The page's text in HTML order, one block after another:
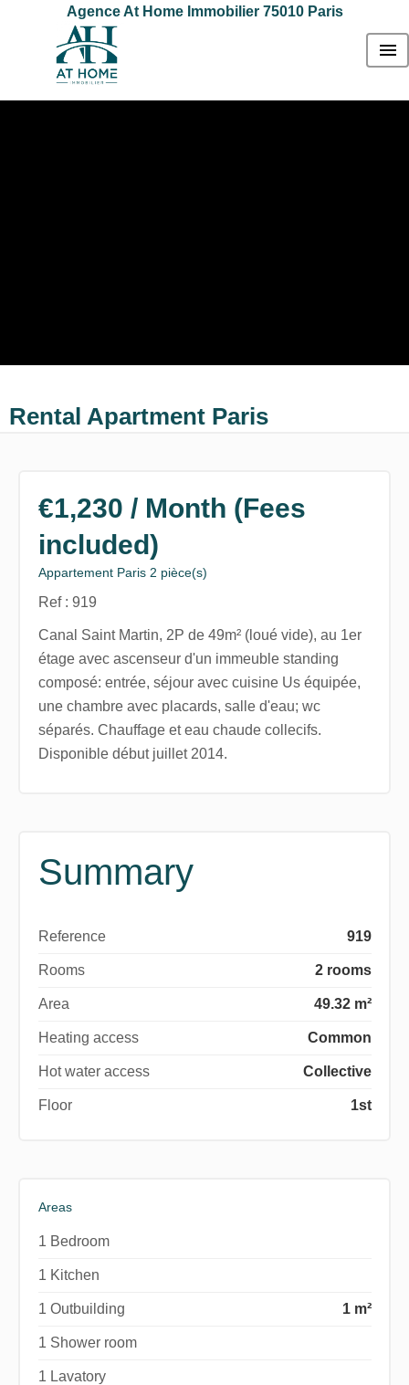
Agence At Home Immobilier 75010 Paris
Rental Apartment Paris
€1,230 / Month (Fees
included)
Appartement Paris 2 pièce(s)
Ref : 919
Canal Saint Martin, 2P de 49m² (loué vide), au 1er
étage avec ascenseur d'un immeuble standing
composé: entrée, séjour avec cuisine Us équipée,
une chambre avec placards, salle d'eau; wc
séparés. Chauffage et eau chaude collecifs.
Disponible début juillet 2014.
Summary
Reference 919
Rooms 2 rooms
Area 49.32 m²
Heating access Common
Hot water access Collective
Floor 1st
Areas
1 Bedroom
1 Kitchen
1 Outbuilding 1 m²
1 Shower room
1 Lavatory